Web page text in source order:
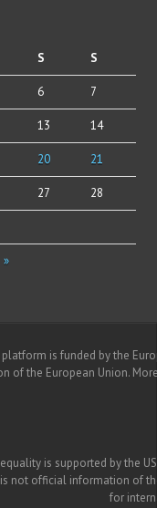
S S
»
6 7
13 14
20 21
27 28
is funded by the
of the European Union.
is supported by the
not official information of
for